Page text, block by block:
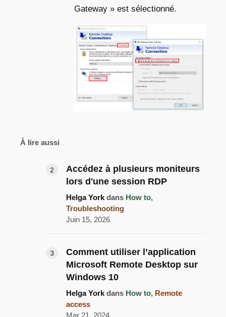
Gateway » est sélectionné.
À lire aussi
Accédez à plusieurs moniteurs
lors d'une session RDP
Helga York dans How to,
Troubleshooting
Juin 15, 2026
Comment utiliser l’application
Microsoft Remote Desktop sur
Windows 10
Helga York dans How to, Remote
access
Mar 21, 2024